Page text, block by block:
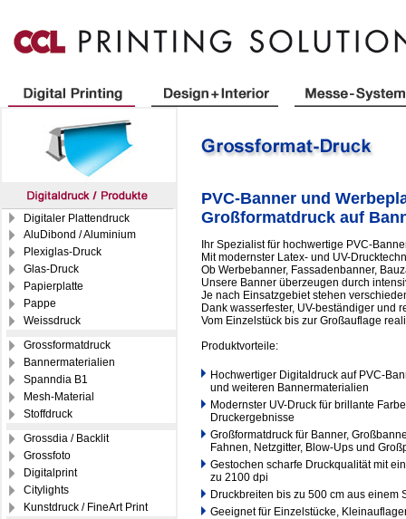
Digitaler Plattendruck
AluDibond / Aluminium
Plexiglas-Druck
Glas-Druck
Papierplatte
Pappe
Weissdruck
Grossformatdruck
Bannermaterialien
Spanndia B1
Mesh-Material
Stoffdruck
Grossdia / Backlit
Grossfoto
Digitalprint
Citylights
Kunstdruck / FineArt Print
PVC-Banner und
Großformatdruck auf
Ihr Spezialist für hochwertige PVC-
Mit modernster Latex- und UV-
Ob Werbebanner, Fassadenbanner,
Unsere Banner überzeugen durch
Je nach Einsatzgebiet stehen
Dank wasserfester, UV-beständiger und
Vom Einzelstück bis zur Großauflage
Produktvorteile:
Hochwertiger Digitaldruck auf PVC-
und weiteren Bannermaterialien
Modernster UV-Druck für brillante
Druckergebnisse
Großformatdruck für Banner,
Fahnen, Netzgitter, Blow-Ups und
Gestochen scharfe Druckqualität mit
zu 2100 dpi
Druckbreiten bis zu 500 cm aus einem
Geeignet für Einzelstücke,